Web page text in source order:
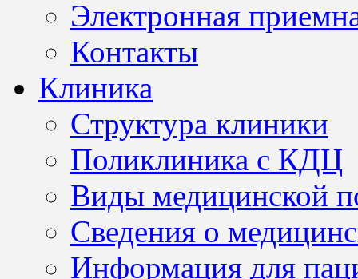
Электронная
Контакты
Клиника
Структура клиники
Поликлиника с КДЦ
Виды медицинской
Сведения о
Информация для